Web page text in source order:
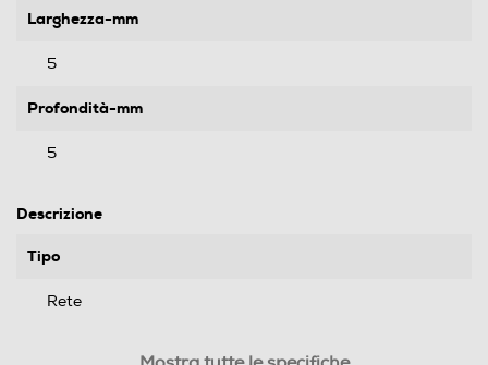
Larghezza-mm
5
Profondità-mm
5
Descrizione
Tipo
Rete